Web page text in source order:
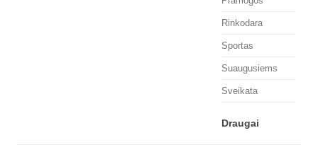
Rinkodara
Sportas
Suaugusiems
Sveikata
Draugai